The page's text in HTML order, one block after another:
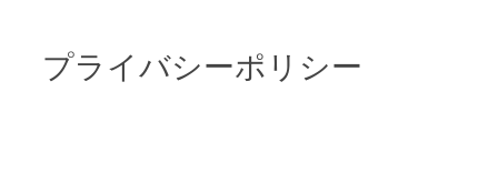
プライバシーポリシー